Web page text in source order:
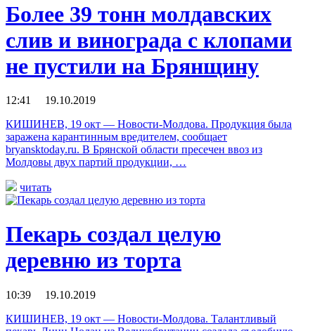
Более 39 тонн молдавских
слив и винограда с клопами
не пустили на Брянщину
12:41 19.10.2019
КИШИНЕВ, 19 окт — Новости-Молдова. Продукция была
заражена карантинным вредителем, сообщает
bryansktoday.ru. В Брянской области пресечен ввоз из
Молдовы двух партий продукции, …
читать
Пекарь создал целую
деревню из торта
10:39 19.10.2019
КИШИНЕВ, 19 окт — Новости-Молдова. Талантливый